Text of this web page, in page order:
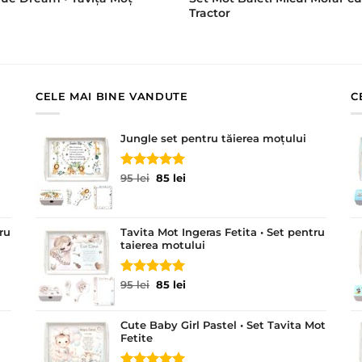
Tractor
CELE MAI BINE VANDUTE
Jungle set pentru tăierea moțului
Evaluat la
95lei Prețul
95 lei.
85 leiPrețul
Tavita Mot Ingeras Fetita • Set pentru
taierea motului
Evaluat la
95lei Prețul
fost:
85 leiPrețul
85 lei.
Cute Baby Girl Pastel • Set Tavita Mot
Fetite